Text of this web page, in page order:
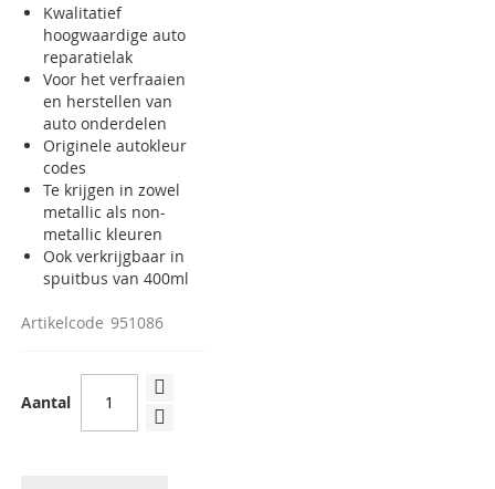
Kwalitatief
hoogwaardige auto
reparatielak
Voor het verfraaien
en herstellen van
auto onderdelen
Originele autokleur
codes
Te krijgen in zowel
metallic als non-
metallic kleuren
Ook verkrijgbaar in
spuitbus van 400ml
Artikelcode 951086
Aantal